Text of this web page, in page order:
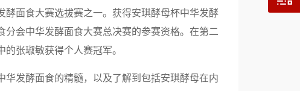
酵面食大赛选拔赛之一。获得安琪酵母杯中华发酵
会中华发酵面食大赛总决赛的参赛资格。在第二
张琡敏获得个人赛冠军。
发酵面食的精髓，以及了解到包括安琪酵母在内